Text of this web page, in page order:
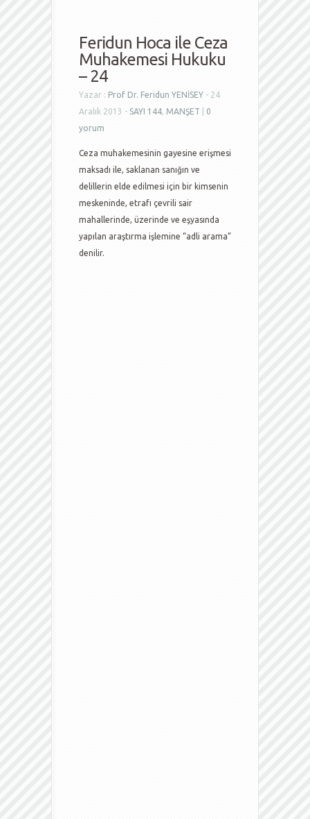
Feridun Hoca ile Ceza
Muhakemesi Hukuku
– 24
Yazar : Prof Dr. Feridun YENİSEY - 24
Aralık 2013 - SAYI 144, MANŞET
0
yorum
Ceza muhakemesinin gayesine erişmesi
maksadı ile, saklanan sanığın ve
delillerin elde edilmesi için bir kimsenin
meskeninde, etrafı çevrili sair
mahallerinde, üzerinde ve eşyasında
yapılan araştırma işlemine “adli arama”
denilir.